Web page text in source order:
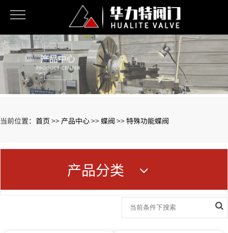
当前位置： 首页 >> 产品中心>> 蝶阀 >>特殊功能蝶阀
产品分类